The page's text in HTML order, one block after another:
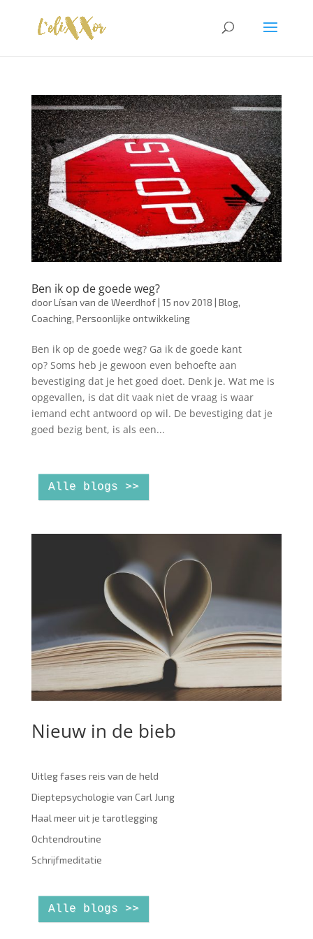
Ben ik op de goede weg?
doorLísan van de Weerdhof| 15 nov 2018 | Blog,
Coaching, Persoonlijke ontwikkeling
Ben ik op de goede weg? Ga ik de goede kant
op? Soms heb je gewoon even behoefte aan
bevestiging dat je het goed doet. Denk je. Wat me is
opgevallen, is dat dit vaak niet de vraag is waar
iemand echt antwoord op wil. De bevestiging dat je
goed bezig bent, is als een...
Alle blogs >>
Nieuw in de bieb
Uitleg fases reis van de held
Dieptepsychologie van Carl Jung
Haal meer uit je tarotlegging
Ochtendroutine
Schrijfmeditatie
Alle blogs >>